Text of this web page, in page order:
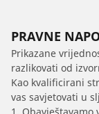
PRAVNE
Prikazane
razlikovati od
Kao kvalificirani
vas savjetovati u
1.